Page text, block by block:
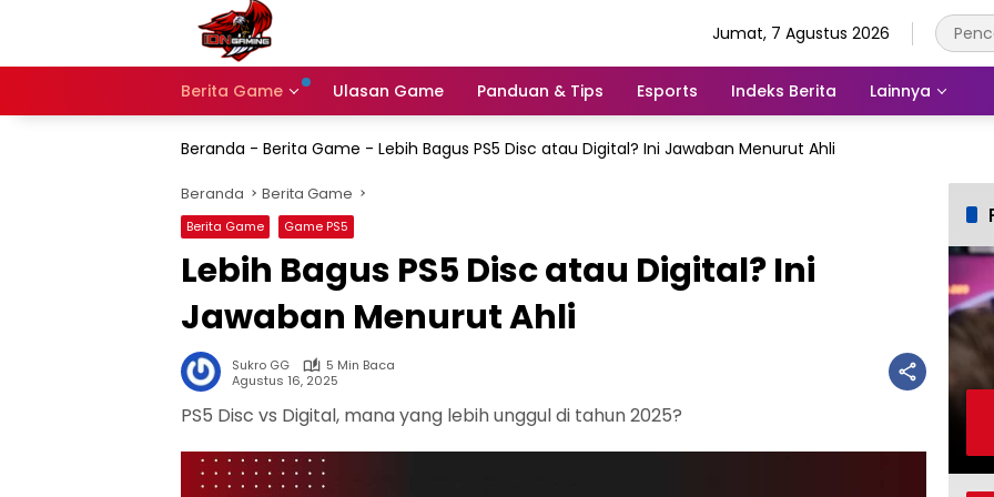
Jumat, 7 Agustus 2026
Berita Game Ulasan Game Panduan & Tips Esports Indeks Berita Lainnya
Beranda - Berita Game - Lebih Bagus PS5 Disc atau Digital? Ini Jawaban Menurut Ahli
Beranda Berita Game
Berita Game Game PS5
Lebih Bagus PS5 Disc atau Digital? Ini
Jawaban Menurut Ahli
Sukro GG
5 Min Baca
Agustus 16, 2025
PS5 Disc vs Digital, mana yang lebih unggul di tahun 2025?